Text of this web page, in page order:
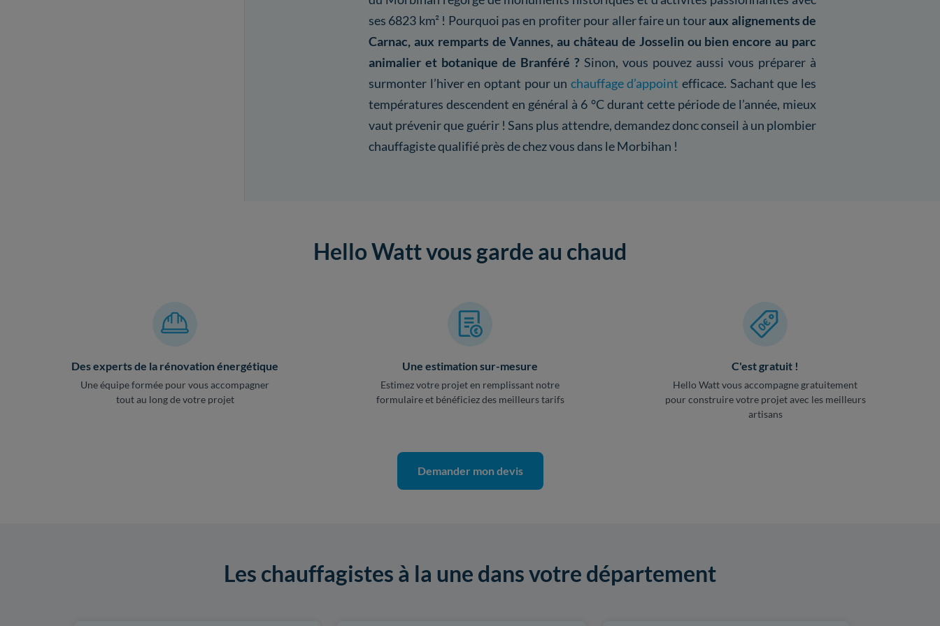
ses 6823 km² ! Pourquoi pas en profiter pour aller faire un touraux alignements de
Carnac, aux remparts de Vannes, au château de Josselin ou bien encore au parc
animalier et botanique de Branféré ? Sinon, vous pouvez aussi vous préparer à
surmonter l’hiver en optant pour un chauffage d’appoint efficace. Sachant que les
températures descendent en général à 6 °C durant cette période de l’année, mieux
vaut prévenir que guérir ! Sans plus attendre, demandez donc conseil à un plombier
chauffagiste qualifié près de chez vous dans le Morbihan !
Hello Watt vous garde au chaud
Des experts de la rénovation énergétique
Une équipe formée pour vous accompagner
tout au long de votre projet
Une estimation sur-mesure
Estimez votre projet en remplissant notre
formulaire et bénéficiez des meilleurs tarifs
C'est gratuit !
Hello Watt vous accompagne gratuitement
pour construire votre projet avec les meilleurs
artisans
Demander mon devis
Les chauffagistes à la une dans votre département